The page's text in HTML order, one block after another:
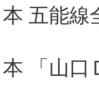
五能
「山